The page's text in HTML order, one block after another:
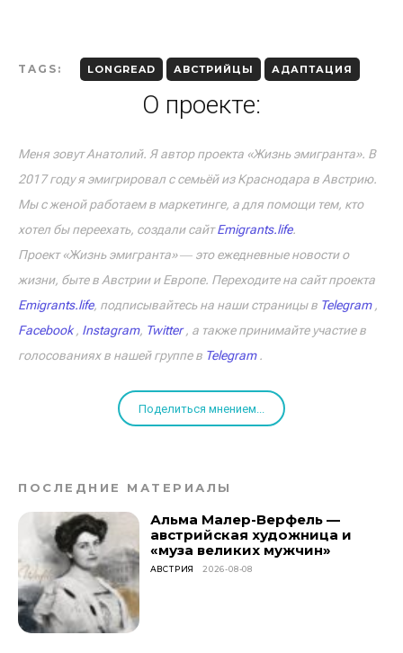
TAGS: LONGREAD АВСТРИЙЦЫ АДАПТАЦИЯ
О проекте:
Меня зовут Анатолий. Я автор проекта «Жизнь эмигранта». В
2017 году я эмигрировал с семьёй из Краснодара в Австрию.
Мы с женой работаем в маркетинге, а для помощи тем, кто
хотел бы переехать, создали сайтEmigrants.life.
Проект «Жизнь эмигранта» ― это ежедневные новости о
жизни, быте в Австрии и Европе. Переходите на сайт проекта
Emigrants.life, подписывайтесь на наши страницы в Telegram,
Facebook, Instagram, Twitter, а также принимайте участие в
голосованиях в нашей группе в Telegram.
Поделиться мнением...
ПОСЛЕДНИЕ МАТЕРИАЛЫ
Альма Малер-Верфель —
австрийская художница и
«муза великих мужчин»
АВСТРИЯ 2026-08-08